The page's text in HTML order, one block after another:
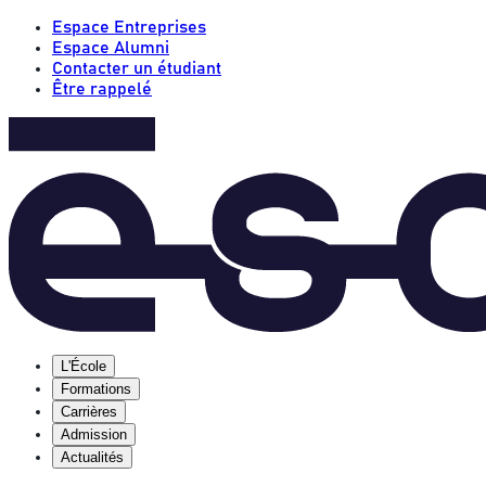
Espace Entreprises
Espace Alumni
Contacter un étudiant
Être rappelé
L'École
Formations
Carrières
Admission
Actualités